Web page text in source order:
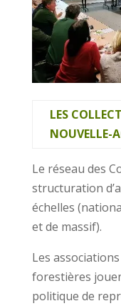
LES
NOUVELLE-
Le réseau des
structuration
échelles
et de massif).
Les
forestières
politique de